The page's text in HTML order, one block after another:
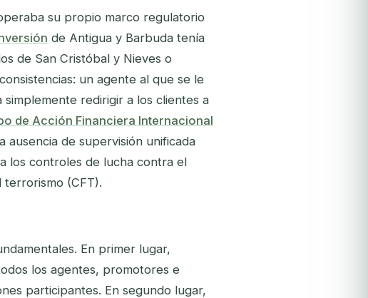
su propio marco regulatorio
de Antigua y Barbuda tenía
de San Cristóbal y Nieves o
un agente al que se le
redirigir a los clientes a
de Acción Financiera Internacional
ausencia de supervisión unificada
los controles de lucha contra el
terrorismo (CFT).
En primer lugar,
los agentes, promotores e
participantes. En segundo lugar,